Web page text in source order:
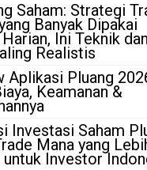
Saham: Strategi
Banyak Dipakai
Ini Teknik dan
Realistis
Aplikasi Pluang
Keamanan &
Investasi Saham
Mana yang
untuk Investor